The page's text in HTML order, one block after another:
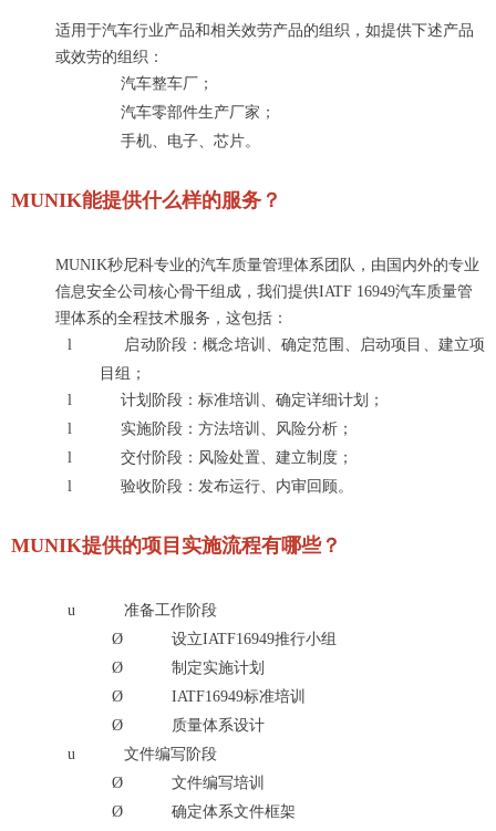
适用于汽车行业产品和相关效劳产品的组织，如提供下述产品
或效劳的组织：
汽车整车厂；
汽车零部件生产厂家；
手机、电子、芯片。
MUNIK能提供什么样的服务？
MUNIK秒尼科专业的汽车质量管理体系团队，由国内外的专业
信息安全公司核心骨干组成，我们提供IATF 16949汽车质量管
理体系的全程技术服务，这包括：
l
启动阶段：概念培训、确定范围、启动项目、建立项
目组；
l
计划阶段：标准培训、确定详细计划；
l
实施阶段：方法培训、风险分析；
l
交付阶段：风险处置、建立制度；
l
验收阶段：发布运行、内审回顾。
MUNIK提供的项目实施流程有哪些？
u
准备工作阶段
Ø
设立IATF16949推行小组
Ø
制定实施计划
Ø
IATF16949标准培训
Ø
质量体系设计
u
文件编写阶段
Ø
文件编写培训
Ø
确定体系文件框架